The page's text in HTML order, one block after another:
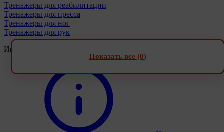
Показать все (0)
Тренажеры для реабилитации
Тренажеры для пресса
Тренажеры для ног
Тренажеры для рук
Информация